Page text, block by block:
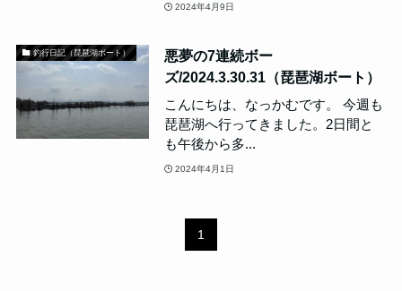
2024年4月9日
釣行日記（琵琶湖ボート）
悪夢の7連続ボー
ズ/2024.3.30.31（琵琶湖ボート）
こんにちは、なっかむです。 今週も
琵琶湖へ行ってきました。2日間と
も午後から多...
2024年4月1日
1